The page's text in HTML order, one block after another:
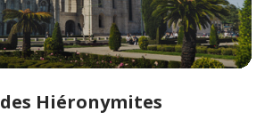
Hiéronymites